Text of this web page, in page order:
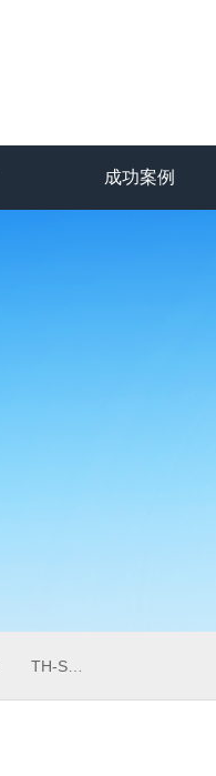
成功案例
TH-SZZL水质总磷监测仪